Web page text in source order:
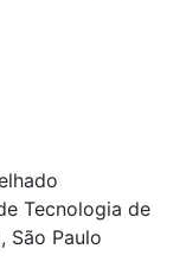
Tecnologia de
São Paulo